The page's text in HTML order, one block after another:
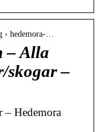
› hedemora-…
– Alla
skogar –
– Hedemora